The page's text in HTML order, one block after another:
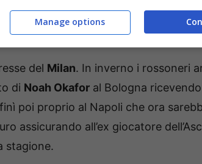
a lasciar partire i propri
più grandi.
del Milan. In inverno i rossoneri
di Noah Okafor al Bologna
poi proprio al Napoli che ora
assicurando all’ex giocatore
stagione.
Manage options